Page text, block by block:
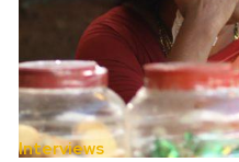
Interviews